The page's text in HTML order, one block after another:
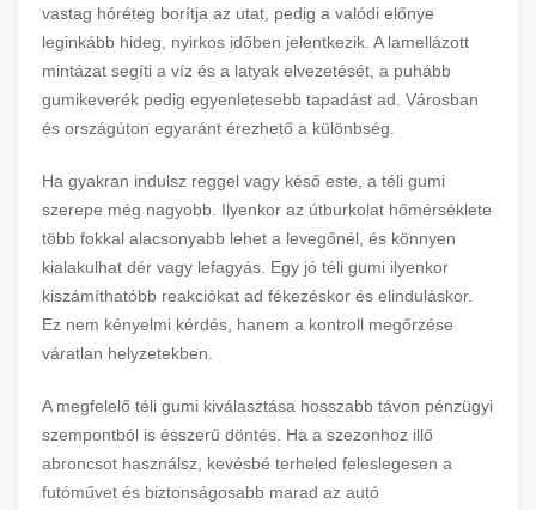
vastag hóréteg borítja az utat, pedig a valódi előnye
leginkább hideg, nyirkos időben jelentkezik. A lamellázott
mintázat segíti a víz és a latyak elvezetését, a puhább
gumikeverék pedig egyenletesebb tapadást ad. Városban
és országúton egyaránt érezhető a különbség.
Ha gyakran indulsz reggel vagy késő este, a téli gumi
szerepe még nagyobb. Ilyenkor az útburkolat hőmérséklete
több fokkal alacsonyabb lehet a levegőnél, és könnyen
kialakulhat dér vagy lefagyás. Egy jó téli gumi ilyenkor
kiszámíthatóbb reakciókat ad fékezéskor és elinduláskor.
Ez nem kényelmi kérdés, hanem a kontroll megőrzése
váratlan helyzetekben.
A megfelelő téli gumi kiválasztása hosszabb távon pénzügyi
szempontból is ésszerű döntés. Ha a szezonhoz illő
abroncsot használsz, kevésbé terheled feleslegesen a
futóművet és biztonságosabb marad az autó